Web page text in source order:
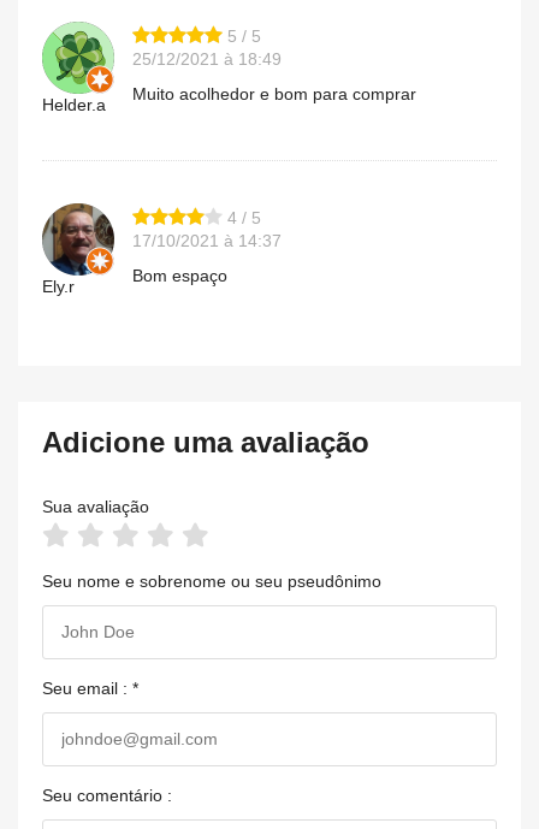
Helder.a
5 / 5
25/12/2021 à 18:49
Muito acolhedor e bom para comprar
Ely.r
4 / 5
17/10/2021 à 14:37
Bom espaço
Adicione uma avaliação
Sua avaliação
Seu nome e sobrenome ou seu pseudônimo
Seu email : *
Seu comentário :